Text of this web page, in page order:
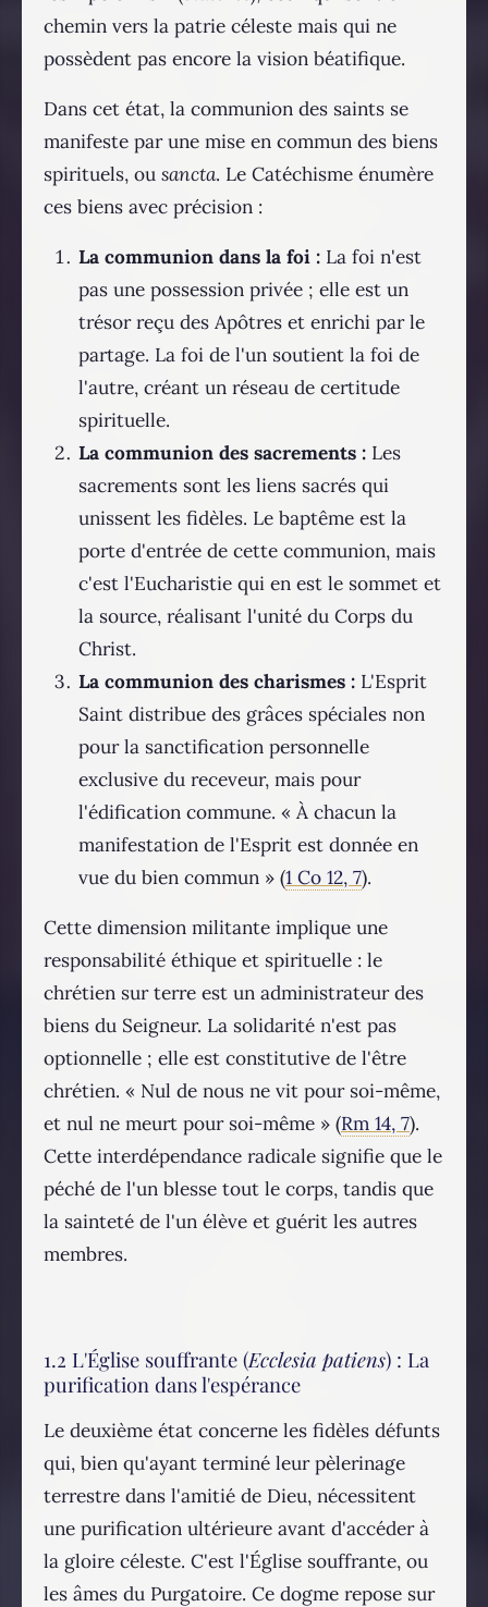
chemin vers la patrie céleste mais qui ne
possèdent pas encore la vision béatifique.
Dans cet état, la communion des saints se
manifeste par une mise en commun des biens
spirituels, ou sancta. Le Catéchisme énumère
ces biens avec précision :
La communion dans la foi : La foi n'est
pas une possession privée ; elle est un
trésor reçu des Apôtres et enrichi par le
partage. La foi de l'un soutient la foi de
l'autre, créant un réseau de certitude
spirituelle.
La communion des sacrements : Les
sacrements sont les liens sacrés qui
unissent les fidèles. Le baptême est la
porte d'entrée de cette communion, mais
c'est l'Eucharistie qui en est le sommet et
la source, réalisant l'unité du Corps du
Christ.
La communion des charismes : L'Esprit
Saint distribue des grâces spéciales non
pour la sanctification personnelle
exclusive du receveur, mais pour
l'édification commune. « À chacun la
manifestation de l'Esprit est donnée en
vue du bien commun » (1 Co 12, 7).
Cette dimension militante implique une
responsabilité éthique et spirituelle : le
chrétien sur terre est un administrateur des
biens du Seigneur. La solidarité n'est pas
optionnelle ; elle est constitutive de l'être
chrétien. « Nul de nous ne vit pour soi-même,
et nul ne meurt pour soi-même » (Rm 14, 7).
Cette interdépendance radicale signifie que le
péché de l'un blesse tout le corps, tandis que
la sainteté de l'un élève et guérit les autres
membres.
1.2 L'Église souffrante (Ecclesia patiens) : La
purification dans l'espérance
Le deuxième état concerne les fidèles défunts
qui, bien qu'ayant terminé leur pèlerinage
terrestre dans l'amitié de Dieu, nécessitent
une purification ultérieure avant d'accéder à
la gloire céleste. C'est l'Église souffrante, ou
les âmes du Purgatoire. Ce dogme repose sur